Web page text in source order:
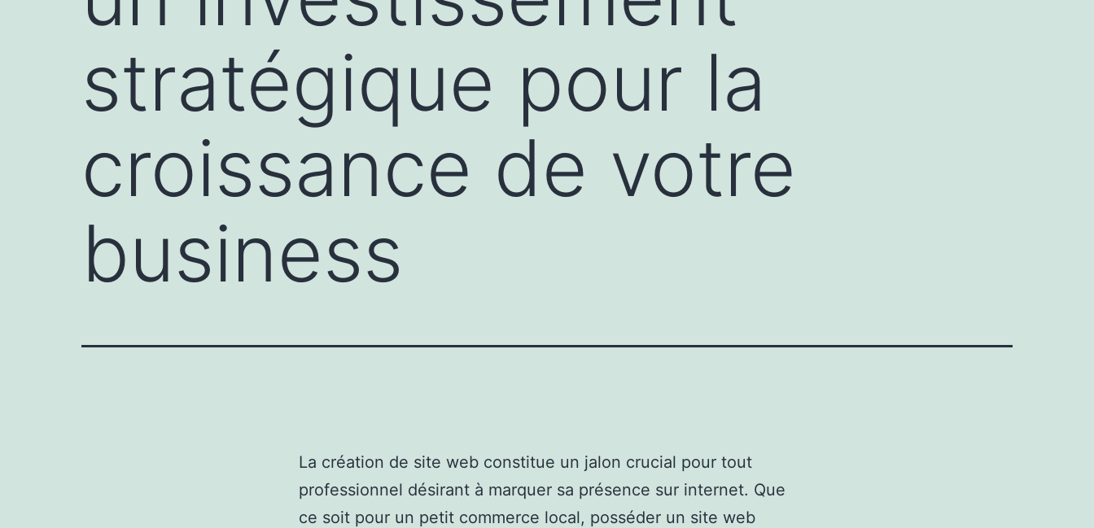
stratégique pour la
croissance de votre
business
La création de site web constitue un jalon crucial pour tout
professionnel désirant à marquer sa présence sur internet. Que
ce soit pour un petit commerce local, posséder un site web